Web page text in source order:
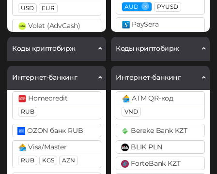
Chainlink (LINK)
ERC20
Compound (COMP)
Cosmos (ATOM)
Curve (CRV)
Decentraland (MANA)
Dogecoin (DOGE)
DOGE
Polkadot (DOT)
DOT
USD EUR
Volet (AdvCash)
USD EUR
Коды криптобирж
Интернет-банкинг
Homecredit
RUB
OZON банк RUB
Visa/Master
RUB KGS AZN
Cosmos (ATOM)
Cronos (CRO)
DAI
ERC20
DASH
Decentraland (MANA)
Dogecoin (DOGE)
DOGE
Polkadot (DOT)
DOT
AUD
× PYUSD
PaySera
EUR
Revolut
USD EUR
Volet (AdvCash)
USD EUR
Webmoney
WMZ
Коды криптобирж
Интернет-банкинг
ATM QR-код
VND
Bereke Bank KZT
BLIK PLN
ForteBank KZT